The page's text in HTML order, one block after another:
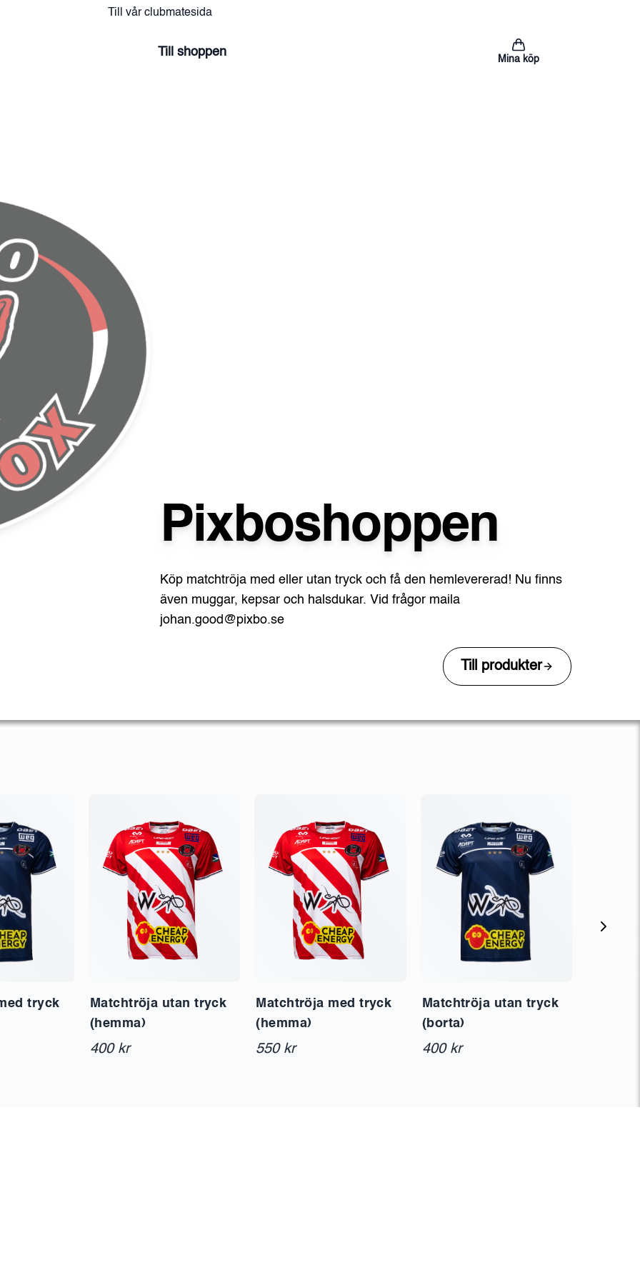
Till vår clubmatesida
Till shoppen
Mina köp
Pixboshoppen
Köp matchtröja med eller utan tryck och få den hemlevererad! Nu finns
även muggar, kepsar och halsdukar. Vid frågor maila
johan.good@pixbo.se
Till produkter
tryck
Matchtröja utan tryck
(hemma)
400 kr
Matchtröja med tryck
(hemma)
550 kr
Matchtröja utan tryck
(borta)
400 kr
Next